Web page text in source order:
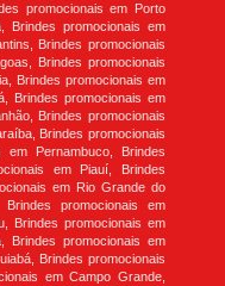
promocionais em Porto
Brindes promocionais em
Brindes promocionais
Brindes promocionais
Brindes promocionais em
Brindes promocionais em
Brindes promocionais
Brindes promocionais
Pernambuco, Brindes
em Piauí, Brindes
em Rio Grande do
promocionais em
Brindes promocionais em
Brindes promocionais em
Brindes promocionais
em Campo Grande,